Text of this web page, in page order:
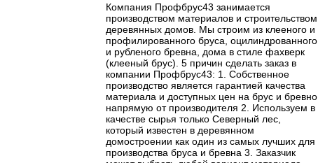
Компания Профбрус43 занимается
производством материалов и строительством
деревянных домов. Мы строим из клееного и
профилированного бруса, оцилиндрованного
и рубленого бревна, дома в стиле фахверк
(клееный брус). 5 причин сделать заказ в
компании Профбрус43: 1. Собственное
производство является гарантией качества
материала и доступных цен на брус и бревно
напрямую от производителя 2. Используем в
качестве сырья только Северный лес,
который известен в деревянном
домостроении как один из самых лучших для
производства бруса и бревна 3. Заказчик